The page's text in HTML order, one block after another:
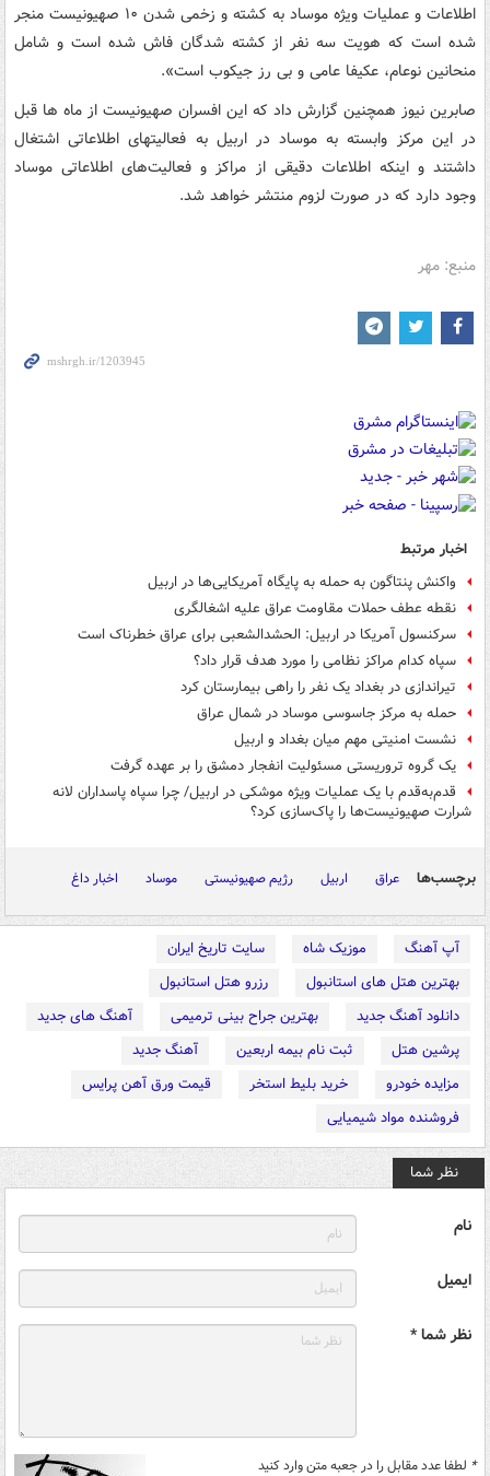
اطلاعات و عملیات ویژه موساد به کشته و زخمی شدن ۱۰ صهیونیست منجر
شده است که هویت سه نفر از کشته شدگان فاش شده است و شامل
منحانین نوعام، عکیفا عامی و بی رز جیکوب است».
صابرین نیوز همچنین گزارش داد که این افسران صهیونیست از ماه ها قبل
در این مرکز وابسته به موساد در اربیل به فعالیتهای اطلاعاتی اشتغال
داشتند و اینکه اطلاعات دقیقی از مراکز و فعالیت‌های اطلاعاتی موساد
وجود دارد که در صورت لزوم منتشر خواهد شد.
منبع: مهر
اخبار مرتبط
واکنش پنتاگون به حمله به پایگاه آمریکایی‌ها در اربیل
نقطه عطف حملات مقاومت عراق علیه اشغالگری
سرکنسول آمریکا در اربیل: الحشدالشعبی برای عراق خطرناک است
سپاه کدام مراکز نظامی را مورد هدف قرار داد؟
تیراندازی در بغداد یک نفر را راهی بیمارستان کرد
حمله به مرکز جاسوسی موساد در شمال عراق
نشست امنیتی مهم میان بغداد و اربیل
یک گروه تروریستی مسئولیت انفجار دمشق را بر عهده گرفت
قدم‌به‌قدم با یک عملیات ویژه موشکی در اربیل/ چرا سپاه پاسداران لانه
شرارت صهیونیست‌ها را پاک‌سازی کرد؟
برچسب‌ها عراق اربیل رژیم صهیونیستی موساد اخبار داغ
آپ آهنگ موزیک شاه
سایت تاریخ ایران
بهترین هتل های استانبول
رزرو هتل استانبول
دانلود آهنگ جدید
بهترین جراح بینی ترمیمی
آهنگ های جدید
پرشین هتل
ثبت نام بیمه اربعین
آهنگ جدید
مزایده خودرو
خرید بلیط استخر
قیمت ورق آهن پرایس
فروشنده مواد شیمیایی
نظر شما
نام
ایمیل
نظر شما *
* لطفا عدد مقابل را در جعبه متن وارد کنید